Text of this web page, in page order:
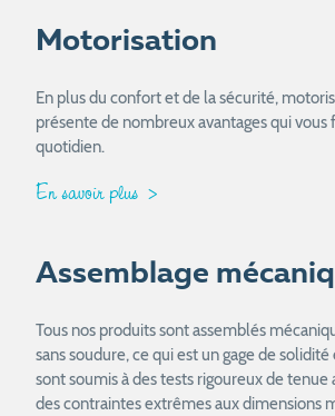
Motorisation
En plus du confort et de la sécurité,
présente de nombreux avantages qui vous
quotidien.
En savoir plus
Assemblage
Tous nos produits sont assemblés
sans soudure, ce qui est un gage de solidité
sont soumis à des tests rigoureux de tenue
des contraintes extrêmes aux dimensions